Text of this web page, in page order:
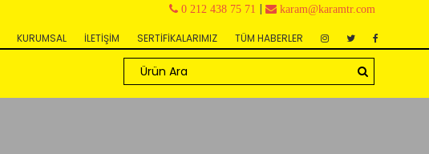
0 212 438 75 71 | karam@karamtr.com
TÜM HABERLER
SERTİFİKALARIMIZ
İLETİŞİM
KURUMSAL